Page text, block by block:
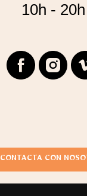
10h - 20h
CONTACTA CON